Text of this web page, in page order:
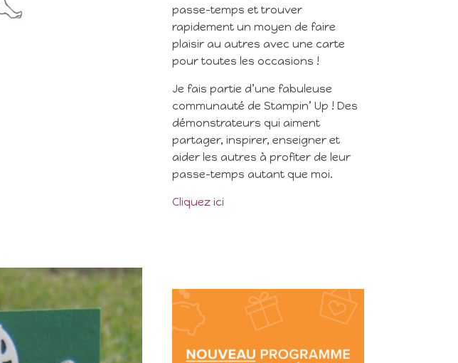
passe-temps et trouver
rapidement un moyen de faire
plaisir au autres avec une carte
pour toutes les occasions !
Je fais partie d’une fabuleuse
communauté de Stampin’ Up ! Des
démonstrateurs qui aiment
partager, inspirer, enseigner et
aider les autres à profiter de leur
passe-temps autant que moi.
Cliquez ici